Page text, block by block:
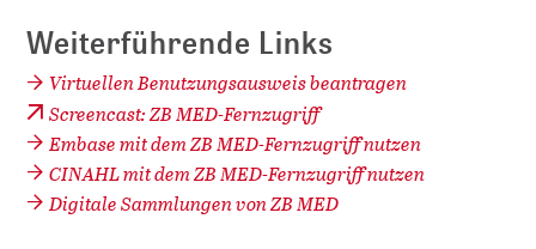
Weiterführende Links
Virtuellen Benutzungsausweis beantragen
Screencast: ZB MED-Fernzugriff
Embase mit dem ZB MED-Fernzugriff nutzen
CINAHL mit dem ZB MED-Fernzugriff nutzen
Digitale Sammlungen von ZB MED